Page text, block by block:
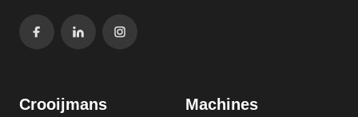
Crooijmans Machines